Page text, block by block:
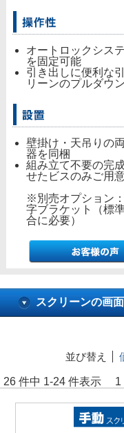
オートロックシス
を固定可能
引き出しに便利な
リーンのプルダウ
壁掛け・天吊りの
器を同梱
組み立て不要の完
せたビスのみご用
※別売オプション
字ブラケット（標
合に必要）
スクリーンの画
並び替え
26 件中 1-24 件表示 1